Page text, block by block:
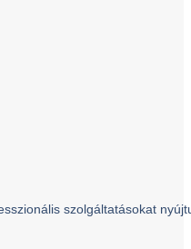
szolgáltatásokat